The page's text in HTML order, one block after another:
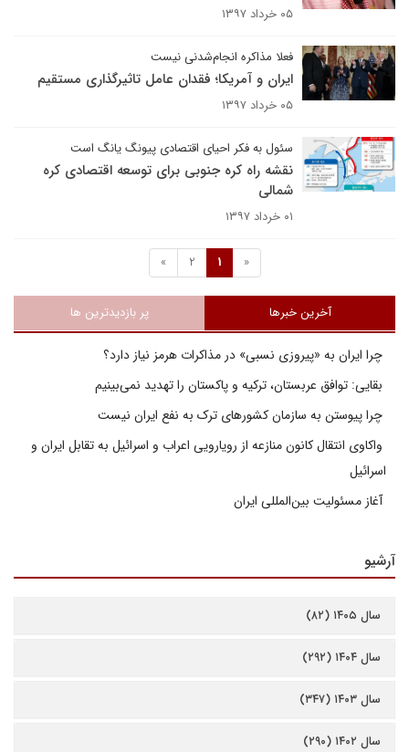
۰۵ خرداد ۱۳۹۷
فعلا مذاکره انجام‌شدنی نیست
ایران و آمریکا؛ فقدان عامل تاثیرگذاری مستقیم
۰۵ خرداد ۱۳۹۷
سئول به فکر احیای اقتصادی پیونگ یانگ است
نقشه راه کره جنوبی برای توسعه اقتصادی کره
شمالی
۰۱ خرداد ۱۳۹۷
«
1
2
»
آخرین خبرها پر بازدیدترین ها
چرا ایران به «پیروزی نسبی» در مذاکرات هرمز نیاز دارد؟
بقایی: توافق عربستان، ترکیه و پاکستان را تهدید نمی‌بینیم
چرا پیوستن به سازمان کشورهای ترک به نفع ایران نیست
واکاوی انتقال کانون منازعه از رویارویی اعراب و اسرائیل به تقابل ایران و
اسرائیل
آغاز مسئولیت بین‌المللی ایران
آرشیو
سال ۱۴۰۵ (۸۲)
سال ۱۴۰۴ (۲۹۲)
سال ۱۴۰۳ (۳۴۷)
سال ۱۴۰۲ (۲۹۰)